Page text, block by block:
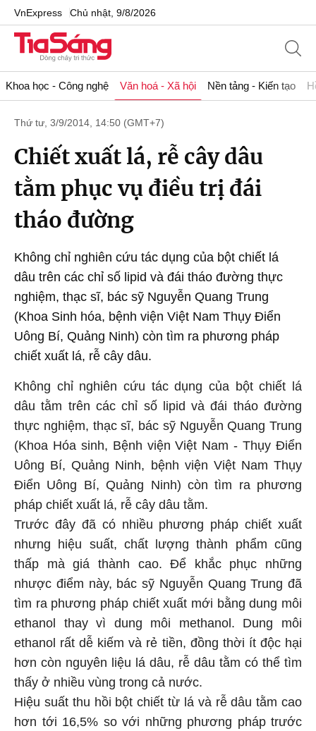
VnExpress Chủ nhật, 9/8/2026
Khoa học - Công nghệ Văn hoá - Xã hội Nền tảng - Kiến tạo
Thứ tư, 3/9/2014, 14:50 (GMT+7)
Chiết xuất lá, rễ cây dâu
tằm phục vụ điều trị đái
tháo đường
Không chỉ nghiên cứu tác dụng của bột chiết lá
dâu trên các chỉ số lipid và đái tháo đường thực
nghiệm, thạc sĩ, bác sỹ Nguyễn Quang Trung
(Khoa Sinh hóa, bệnh viện Việt Nam Thụy Điển
Uông Bí, Quảng Ninh) còn tìm ra phương pháp
chiết xuất lá, rễ cây dâu.
Không chỉ nghiên cứu tác dụng của bột chiết lá
dâu tằm trên các chỉ số lipid và đái tháo đường
thực nghiệm, thạc sĩ, bác sỹ Nguyễn Quang Trung
(Khoa Hóa sinh, Bệnh viện Việt Nam - Thụy Điển
Uông Bí, Quảng Ninh, bệnh viện Việt Nam Thụy
Điển Uông Bí, Quảng Ninh) còn tìm ra phương
pháp chiết xuất lá, rễ cây dâu tằm.
Trước đây đã có nhiều phương pháp chiết xuất
nhưng hiệu suất, chất lượng thành phẩm cũng
thấp mà giá thành cao. Để khắc phục những
nhược điểm này, bác sỹ Nguyễn Quang Trung đã
tìm ra phương pháp chiết xuất mới bằng dung môi
ethanol thay vì dung môi methanol. Dung môi
ethanol rất dễ kiếm và rẻ tiền, đồng thời ít độc hại
hơn còn nguyên liệu lá dâu, rễ dâu tằm có thể tìm
thấy ở nhiều vùng trong cả nước.
Hiệu suất thu hồi bột chiết từ lá và rễ dâu tằm cao
hơn tới 16,5% so với những phương pháp trước